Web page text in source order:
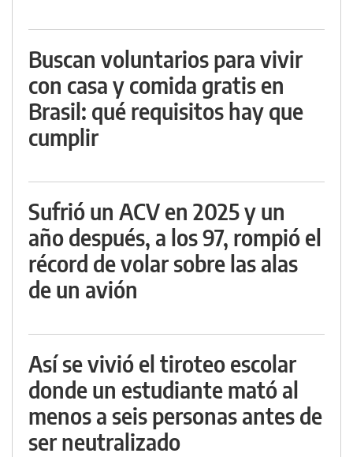
Buscan voluntarios para vivir
con casa y comida gratis en
Brasil: qué requisitos hay que
cumplir
Sufrió un ACV en 2025 y un
año después, a los 97, rompió el
récord de volar sobre las alas
de un avión
Así se vivió el tiroteo escolar
donde un estudiante mató al
menos a seis personas antes de
ser neutralizado